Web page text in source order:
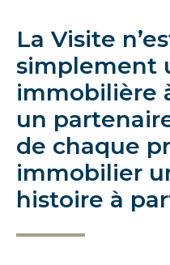
La Visite
simplement
immobilière
un
de chaque
immobilier
histoire à